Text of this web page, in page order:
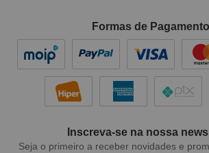
Formas de Pagamento
Inscreva-se na nossa
Seja o primeiro a receber novidades e